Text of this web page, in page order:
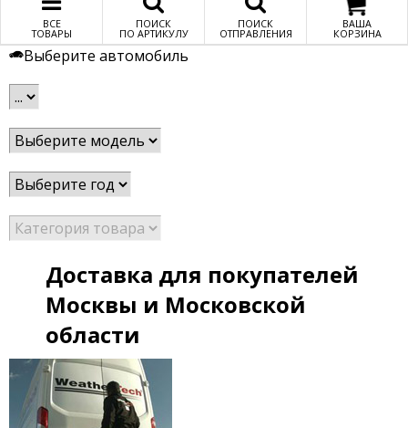
ВСЕ
ТОВАРЫ
ПОИСК
ПО АРТИКУЛУ
ПОИСК
ОТПРАВЛЕНИЯ
ВАША
КОРЗИНА
Выберите автомобиль
Доставка для покупателей
Москвы и Московской
области